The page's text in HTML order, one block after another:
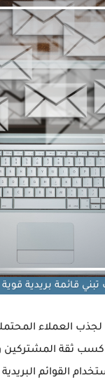
قائمة بريدية
لجذب العملاء
ثقة المشتركين
القوائم